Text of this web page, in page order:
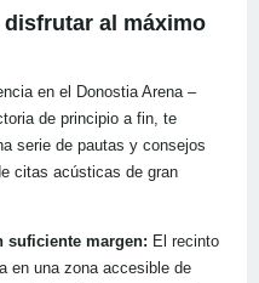
al máximo
en el Donostia Arena –
de principio a fin, te
serie de pautas y consejos
citas acústicas de gran
suficiente margen: El recinto
en una zona accesible de